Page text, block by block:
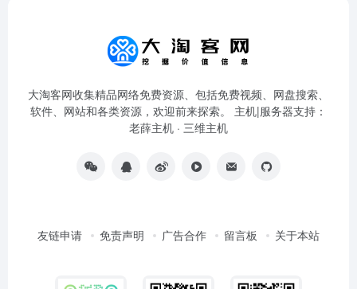
大淘客网收集精品网络免费资源、包括免费视频、网盘搜索、
软件、网站和各类资源，欢迎前来探索。 主机|服务器支持：
老薛主机 · 三维主机
友链申请 免责声明 广告合作 留言板 关于本站